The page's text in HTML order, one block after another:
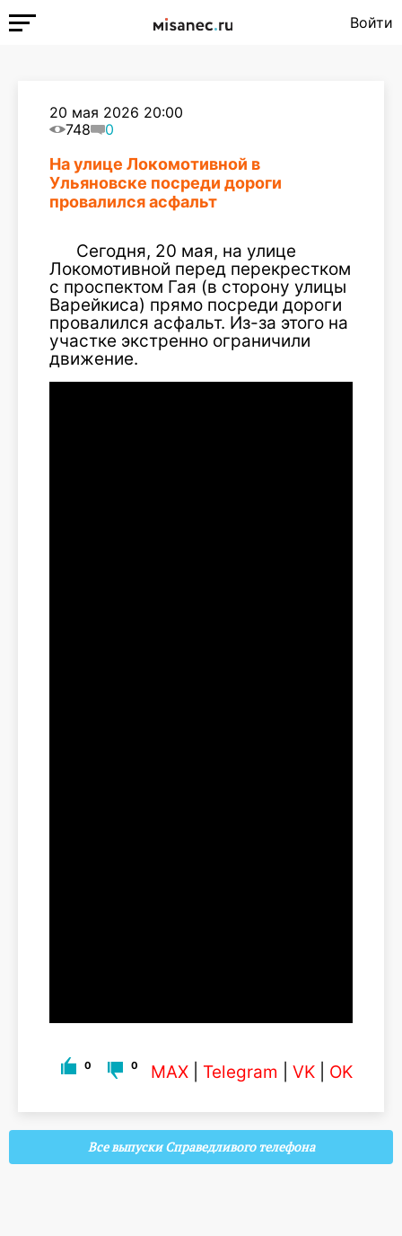
Войти
20 мая 2026 20:00
748
0
На улице Локомотивной в
Ульяновске посреди дороги
провалился асфальт
Сегодня, 20 мая, на улице
Локомотивной перед перекрестком
с проспектом Гая (в сторону улицы
Варейкиса) прямо посреди дороги
провалился асфальт. Из-за этого на
участке экстренно ограничили
движение.
0 0 MAX Telegram VK OK
Все выпуски Справедливого телефона